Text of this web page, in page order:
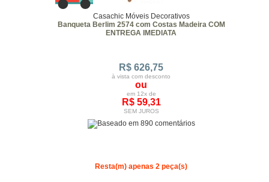
Casachic Móveis Decorativos
Banqueta Berlim 2574 com Costas Madeira COM
ENTREGA IMEDIATA
R$ 626,75
à vista com desconto
ou
em 12x de
R$ 59,31
SEM JUROS
Resta(m) apenas 2 peça(s)